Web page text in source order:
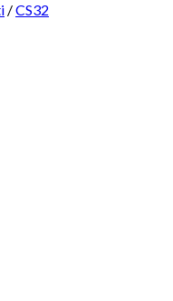
/CS32